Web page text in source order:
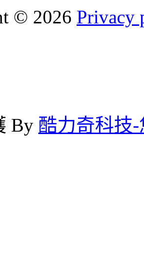
© 2026 Privacy
By 酷力奇科技